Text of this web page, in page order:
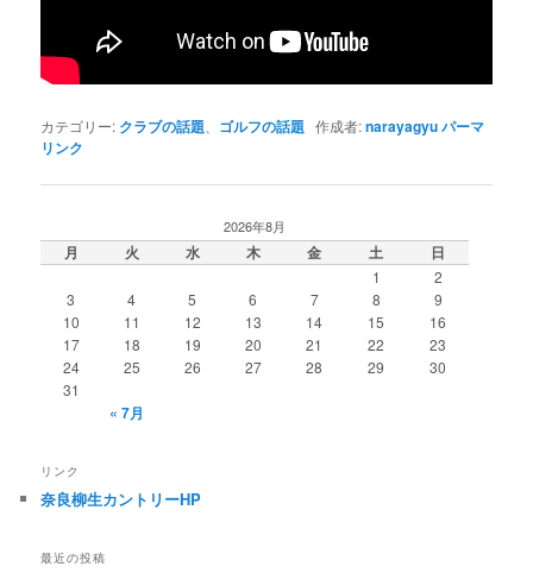
カテゴリー: クラブの話題 ゴルフの話題 作成者:narayagyuパーマ
リンク
2026年8月
月 火 水 木 金 土 日
1
2
3
4 5 6 7 8
9
10
11 12 13 14 15
16
17
18 19 20 21 22
23
24
25 26 27 28 29
30
31
« 7月
リンク
奈良柳生カントリーHP
最近の投稿